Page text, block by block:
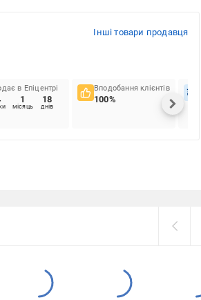
Інші товари продавця
в Епіцентрі
1
місяць
18
днів
Вподобання клієнтів
100%